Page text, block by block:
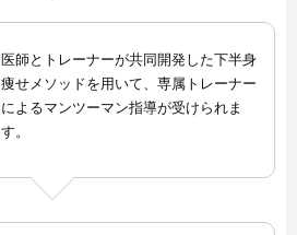
医師とトレーナーが共同開発した下半身
痩せメソッドを用いて、専属トレーナー
によるマンツーマン指導が受けられま
す。